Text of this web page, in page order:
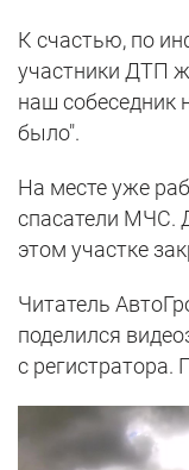
К счастью, по
участники ДТП
наш собеседник
было".
На месте уже
спасатели МЧС.
этом участке
Читатель
поделился
с регистратора.